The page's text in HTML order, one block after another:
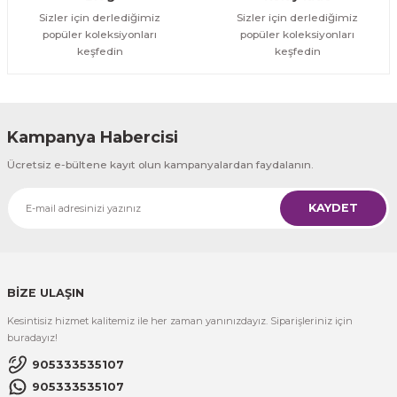
Sizler için derlediğimiz
popüler koleksiyonları
keşfedin
Sizler için derlediğimiz
popüler koleksiyonları
keşfedin
Kampanya Habercisi
Ücretsiz e-bültene kayıt olun kampanyalardan faydalanın.
KAYDET
BİZE ULAŞIN
Kesintisiz hizmet kalitemiz ile her zaman yanınızdayız. Siparişleriniz için
buradayız!
905333535107
905333535107